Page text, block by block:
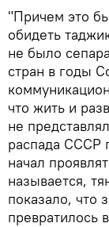
"Причем это
обидеть
не было
стран в годы
что жить и
не
распада СССР
начал
называется,
показало, что
превратилось